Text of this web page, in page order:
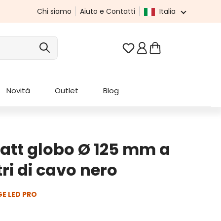
Chi siamo Aiuto e Contatti Italia
Hai 0 articoli nella
Novità Outlet Blog
globo Ø 125 mm a
di cavo nero
LED PRO